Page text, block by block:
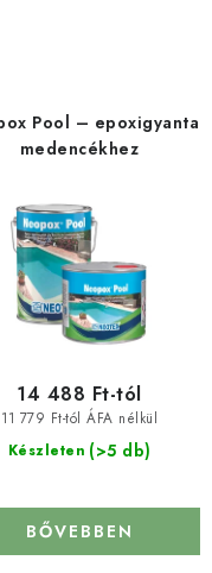
Pool – epoxigyanta
medencékhez
Készleten (>5 db)
11 779 Ft-tól ÁFA nélkül
14 488 Ft-tól
BŐVEBBEN